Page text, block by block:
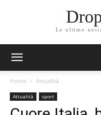
Le ultime
Home Attualità
Attualità sport